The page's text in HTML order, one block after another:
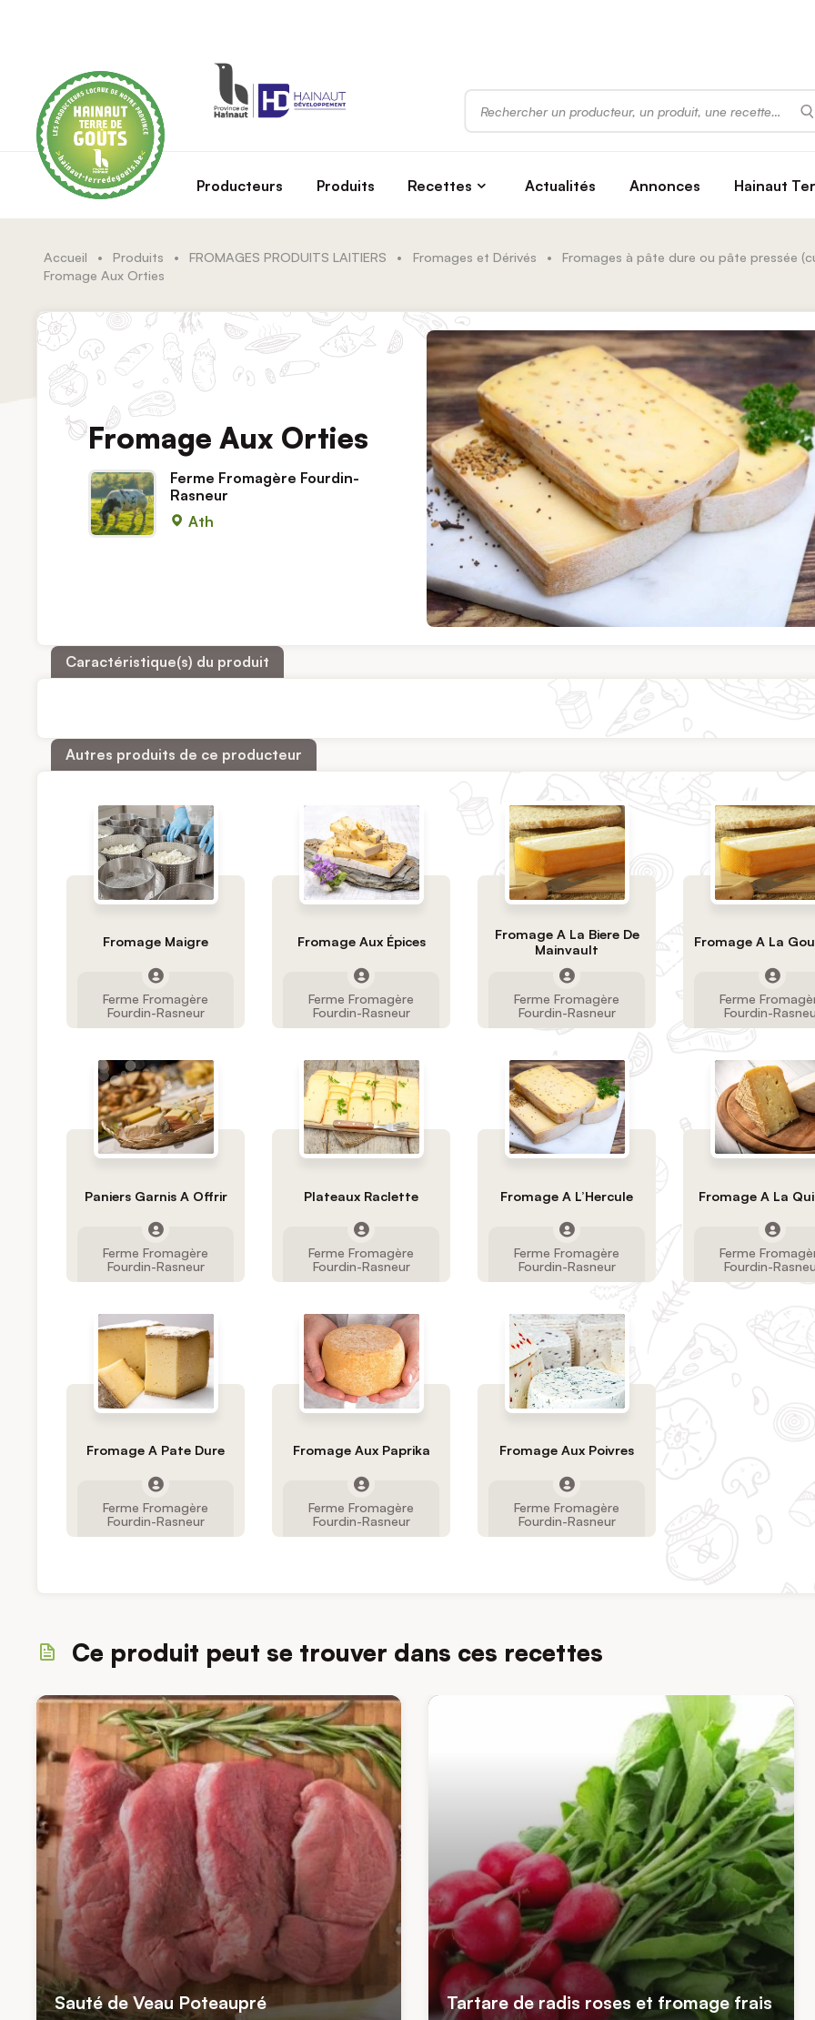
Rechercher
Producteurs Produits Recettes Actualités Annonces Hainaut
Accueil • Produits • FROMAGES PRODUITS LAITIERS • Fromages et Dérivés •
Fromages à pâte dure ou pâte pressée
Fromage Aux Orties
Fromage Aux Orties
Ferme Fromagère Fourdin-
Rasneur
Ath
Caractéristique(s) du produit
Autres produits de ce producteur
Fromage Maigre
Ferme Fromagère
Fourdin-Rasneur
Fromage Aux Épices
Ferme Fromagère
Fourdin-Rasneur
Fromage A La Biere De
Mainvault
Ferme Fromagère
Fourdin-Rasneur
Fromage A La
Ferme
Fourdin-
Paniers Garnis A Offrir
Ferme Fromagère
Fourdin-Rasneur
Plateaux Raclette
Ferme Fromagère
Fourdin-Rasneur
Fromage A L’Hercule
Ferme Fromagère
Fourdin-Rasneur
Fromage A La
Ferme
Fourdin-
Fromage A Pate Dure
Ferme Fromagère
Fourdin-Rasneur
Fromage Aux Paprika
Ferme Fromagère
Fourdin-Rasneur
Fromage Aux Poivres
Ferme Fromagère
Fourdin-Rasneur
Ce produit peut se trouver dans ces recettes
Sauté de Veau Poteaupré Tartare de radis roses et fromage frais